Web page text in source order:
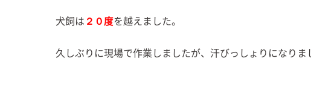
犬飼は ２０度を越えました。
久しぶりに現場で作業しましたが、汗びっしょりになりま